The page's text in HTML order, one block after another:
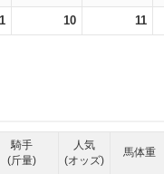
1 10 11
騎手
(斤量)
人気
(オッズ)
馬体重